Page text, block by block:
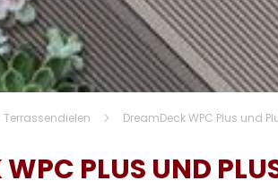
Terrassendielen DreamDeck WPC Plus und
PLUS UND